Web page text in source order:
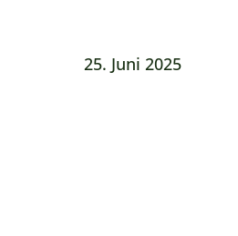
25. Juni 2025